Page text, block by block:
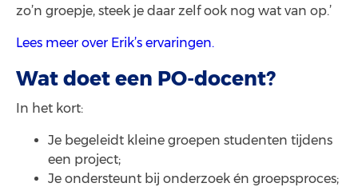
zo’n groepje, steek je daar zelf ook nog wat van op.’
Lees meer over Erik’s ervaringen.
Wat doet een PO-docent?
In het kort:
Je begeleidt kleine groepen studenten tijdens
een project;
Je ondersteunt bij onderzoek én groepsproces;